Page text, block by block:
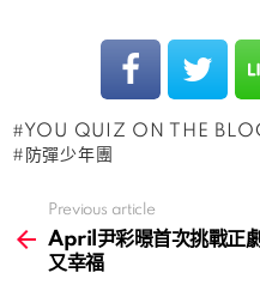
YOU QUIZ ON THE
防彈少年團
more
Previous article
April尹彩暻首次挑戰正
又幸福